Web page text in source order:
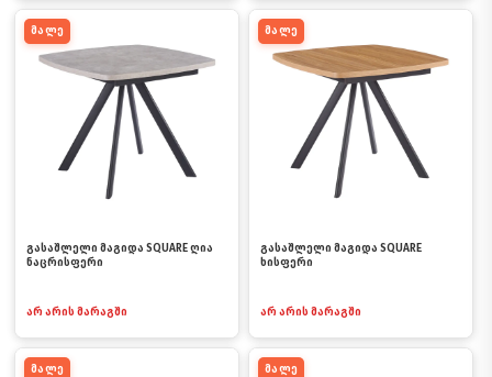
მალე
გასაშლელი მაგიდა SQUARE ღია
ნაცრისფერი
არ არის მარაგში
მალე
გასაშლელი მაგიდა SQUARE
ხისფერი
არ არის მარაგში
მალე მალე